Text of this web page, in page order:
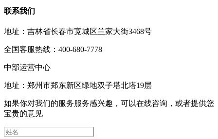
联系我们
地址：吉林省长春市宽城区兰家大街3468号
全国客服热线：400-680-7778
中部运营中心
地址：郑州市郑东新区绿地双子塔北塔19层
如果你对我们的服务服务感兴趣，可以在线咨询，或者提供您
宝贵的意见